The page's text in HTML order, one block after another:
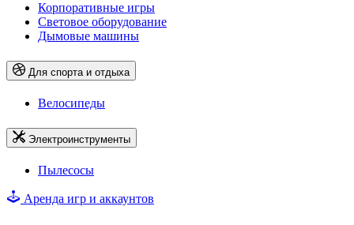
Корпоративные игры
Световое оборудование
Дымовые машины
Для спорта и отдыха
Велосипеды
Электроинструменты
Пылесосы
Аренда игр и аккаунтов